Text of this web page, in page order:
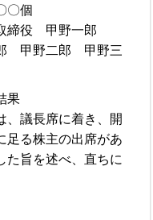
〇個
締役 甲野一郎
甲野二郎 甲野三
果
議長席に着き、開
足る株主の出席があ
た旨を述べ、直ちに